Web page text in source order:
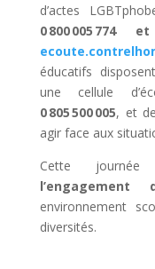
d’actes
0 800 005 774
éducatifs
une cellule
0 805 500 005, et
agir face aux
Cette
environnement
diversités.